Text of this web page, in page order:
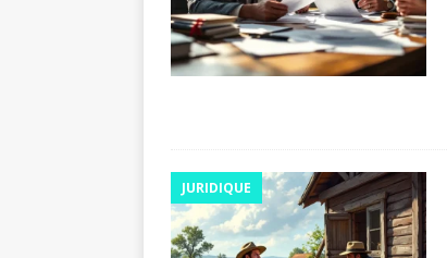
JURIDIQUE